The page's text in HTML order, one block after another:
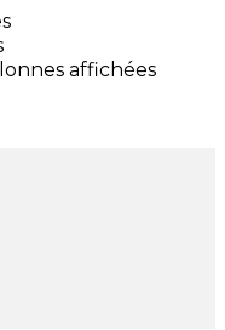
affichées